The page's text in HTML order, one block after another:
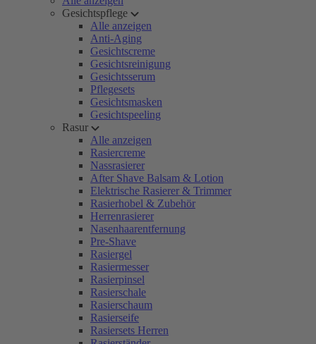
Gesichtspflege
Alle anzeigen
Anti-Aging
Gesichtscreme
Gesichtsreinigung
Gesichtsserum
Pflegesets
Gesichtsmasken
Gesichtspeeling
Rasur
Alle anzeigen
Rasiercreme
Nassrasierer
After Shave Balsam & Lotion
Elektrische Rasierer & Trimmer
Rasierhobel & Zubehör
Herrenrasierer
Nasenhaarentfernung
Pre-Shave
Rasiergel
Rasiermesser
Rasierpinsel
Rasierschale
Rasierschaum
Rasierseife
Rasiersets Herren